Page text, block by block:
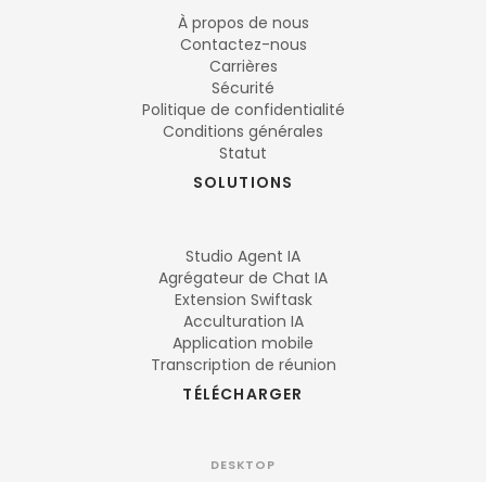
À propos de nous
Contactez-nous
Carrières
Sécurité
Politique de confidentialité
Conditions générales
Statut
SOLUTIONS
Studio Agent IA
Agrégateur de Chat IA
Extension Swiftask
Acculturation IA
Application mobile
Transcription de réunion
TÉLÉCHARGER
DESKTOP